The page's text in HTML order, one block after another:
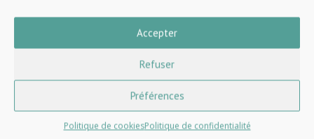
Accepter
Refuser
Préférences
Politique de cookiesPolitique de confidentialité